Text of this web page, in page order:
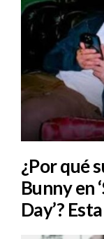
¿Por qué
Bunny en
Day’?